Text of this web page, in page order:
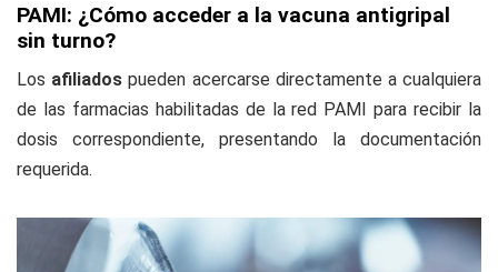
PAMI: ¿Cómo acceder a la vacuna antigripal
sin turno?
Los afiliadospueden acercarse directamente a cualquiera
de las farmacias habilitadas de la red PAMI para recibir la
dosis correspondiente, presentando la documentación
requerida.